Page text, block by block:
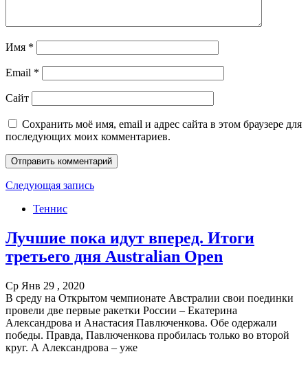
Имя *
Email *
Сайт
Сохранить моё имя, email и адрес сайта в этом браузере для
последующих моих комментариев.
Следующая запись
Теннис
Лучшие пока идут вперед. Итоги
третьего дня Australian Open
Ср Янв 29 , 2020
В среду на Открытом чемпионате Австралии свои поединки
провели две первые ракетки России – Екатерина
Александрова и Анастасия Павлюченкова. Обе одержали
победы. Правда, Павлюченкова пробилась только во второй
круг. А Александрова – уже